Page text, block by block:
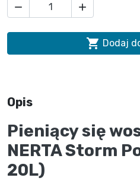
 
 Dodaj
Opis
Pieniący się
NERTA Storm
20L)